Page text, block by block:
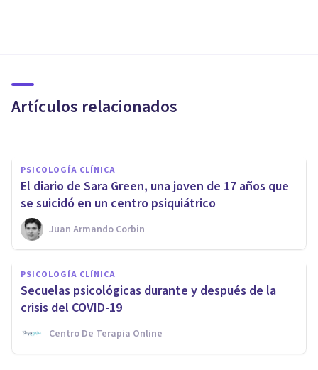
Artículos relacionados
obsesión de arrancarse el pelo
PSICOLOGÍA CLÍNICA
​El diario de Sara Green, una joven de 17 años que
se suicidó en un centro psiquiátrico
Juan Armando Corbin
PSICOLOGÍA CLÍNICA
Secuelas psicológicas durante y después de la
crisis del COVID-19
Centro De Terapia Online
PSICOLOGÍA CLÍNICA
Trastorno de Ansiedad
Generalizada: síntomas,
causas y tratamiento
Jonathan García-Allen